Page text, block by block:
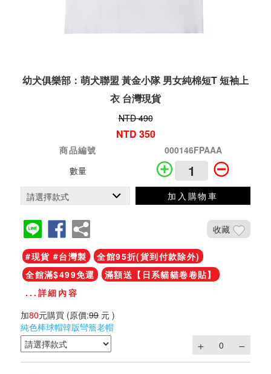
幼犬俱樂部：萌犬聯盟 黃金小隊 男女純棉短T 短袖上
衣 台灣現貨
NTD 490
NTD 350
商品編號
000146FPAAA
數量
加入購物車
收藏
#現貨 #台灣製
全館95折(貨到付款除外)
全館滿$499免運
滿額送【日系貓貓卷卷貼】
...詳細內容
加80元購買 (原價:99 元 )
純色棒球帽韓版彎簷老帽